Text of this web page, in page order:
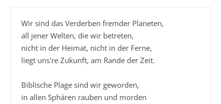
Wir sind das Verderben fremder Planeten,
all jener Welten, die wir betreten,
nicht in der Heimat, nicht in der Ferne,
liegt uns're Zukunft, am Rande der Zeit.
Biblische Plage sind wir geworden,
in allen Sphären rauben und morden